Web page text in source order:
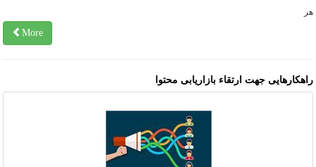
More
جهت ارتقاء بازاریابی محتوا